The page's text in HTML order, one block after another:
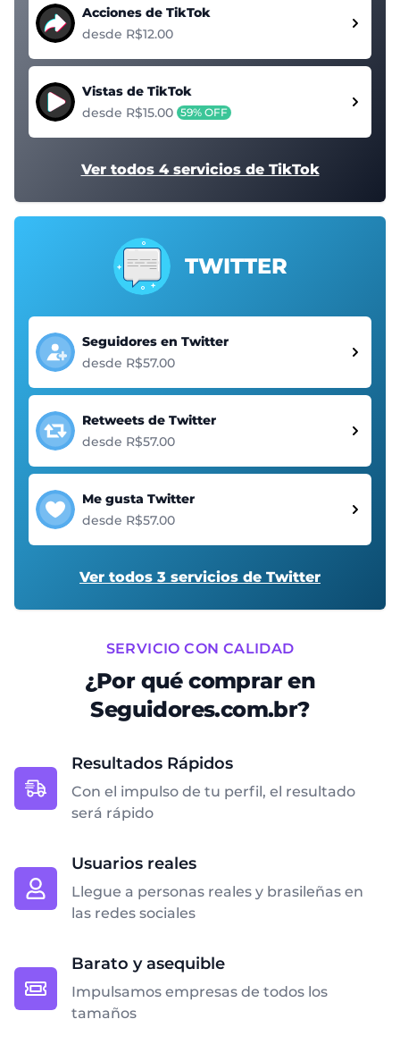
Acciones de TikTok
desde R$12.00
Vistas de TikTok
desde R$15.00 59% OFF
Ver todos 4 servicios de TikTok
TWITTER
Seguidores en Twitter
desde R$57.00
Retweets de Twitter
desde R$57.00
Me gusta Twitter
desde R$57.00
Ver todos 3 servicios de Twitter
SERVICIO CON CALIDAD
¿Por qué comprar en
Seguidores.com.br?
Resultados Rápidos
Con el impulso de tu perfil, el resultado
será rápido
Usuarios reales
Llegue a personas reales y brasileñas en
las redes sociales
Barato y asequible
Impulsamos empresas de todos los
tamaños